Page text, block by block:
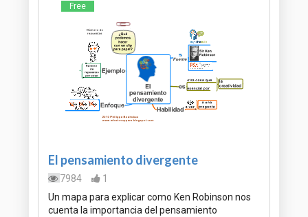
Free
El pensamiento divergente
7984
1
Un mapa para explicar como Ken Robinson nos
cuenta la importancia del pensamiento